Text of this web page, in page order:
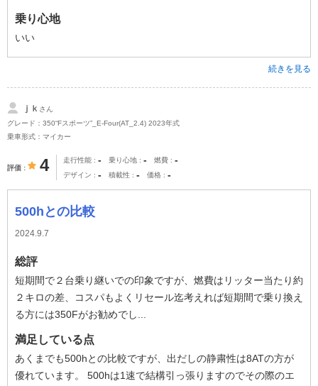
乗り心地
いい
続きを見る
ｊｋ さん
グレード：350“Fスポーツ”_E-Four(AT_2.4) 2023年式
乗車形式：マイカー
評価 4 走行性能 - 乗り心地 - 燃費 -
デザイン - 積載性 - 価格 -
500hとの比較
2024.9.7
総評
短期間で２台乗り継いでの印象ですが、燃費はリッター当たり約
２キロの差、コスパもよくリセール迄考えれば短期間で乗り換え
る方には350Fがお勧めでし...
満足している点
あくまでも500hとの比較ですが、出だしの静粛性は8ATの方が
優れています。 500hは1速で結構引っ張りますのでその際のエ